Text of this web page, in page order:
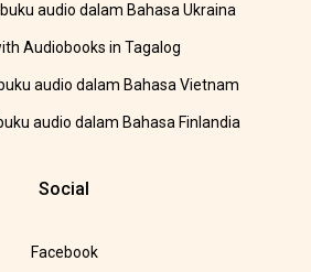
audio dalam Bahasa Ukraina
Audiobooks in Tagalog
audio dalam Bahasa Vietnam
audio dalam Bahasa Finlandia
Social
Facebook